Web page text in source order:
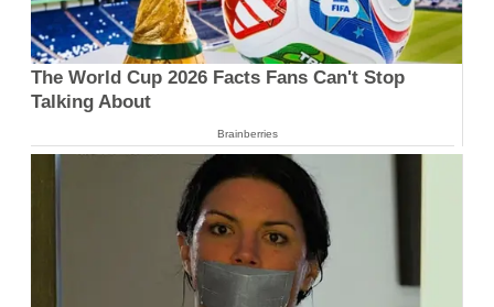
The World Cup 2026 Facts Fans Can't Stop
Talking About
Brainberries